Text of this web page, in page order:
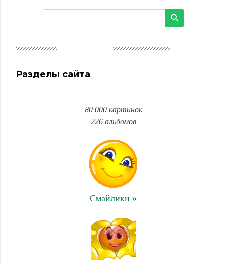
Разделы сайта
80 000 картинок
226 альбомов
Смайлики »